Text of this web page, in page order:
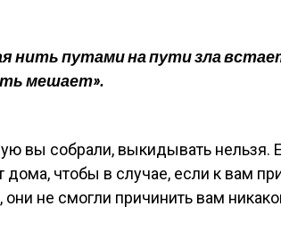
нить путами на пути зла
мешает».
вы собрали, выкидывать нельзя.
дома, чтобы в случае, если к вам
не смогли причинить вам